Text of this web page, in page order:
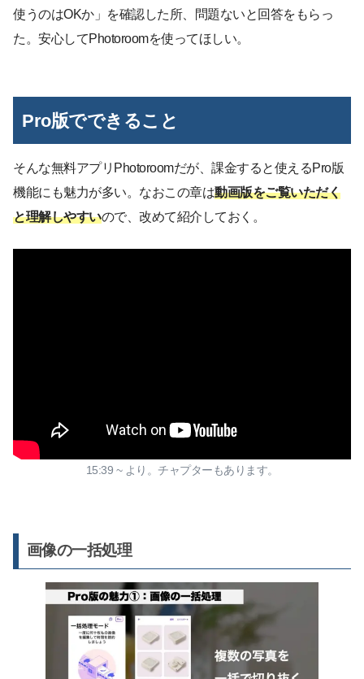
使うのはOKか」を確認した所、問題ないと回答をもらっ
た。安心してPhotoroomを使ってほしい。
Pro版でできること
そんな無料アプリPhotoroomだが、課金すると使えるPro版
機能にも魅力が多い。なおこの章は動画版をご覧いただく
と理解しやすいので、改めて紹介しておく。
15:39 ~ より。チャプターもあります。
画像の一括処理